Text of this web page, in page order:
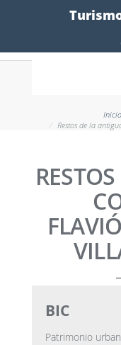
Formulario
Inicio
Restos de la
BIC
Patrimonio